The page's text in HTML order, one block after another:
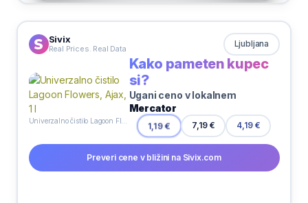
Sivix
Real Prices. Real Data Ljubljana
Kako pameten kupec
si?
Ugani ceno v lokalnem
Mercator
1,19 € 7,19 € 4,19 €
Preveri cene v bližini na Sivix.com